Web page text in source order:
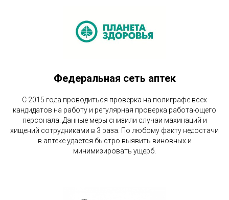
Федеральная сеть аптек
С 2015 года проводиться проверка на полиграфе всех
кандидатов на работу и регулярная проверка работающего
персонала. Данные меры снизили случаи махинаций и
хищений сотрудниками в 3 раза. По любому факту недостачи
в аптеке удается быстро выявить виновных и
минимизировать ущерб.